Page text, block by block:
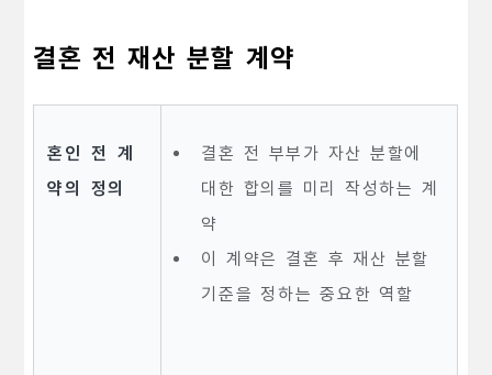
결혼 전 재산 분할 계약
혼인 전 계
약의 정의
결혼 전 부부가 자산 분할에
대한 합의를 미리 작성하는 계
약
이 계약은 결혼 후 재산 분할
기준을 정하는 중요한 역할